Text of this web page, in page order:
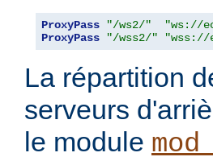
ProxyPass "/ws2/"
"ws://
ProxyPass
"/wss2/" "wss://
La répartition
serveurs
le module